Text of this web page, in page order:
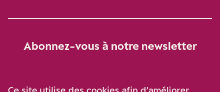
Abonnez-vous à notre newsletter